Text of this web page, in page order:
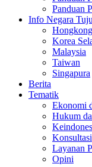
Panduan
Info Negara
Hongkong
Korea
Malaysia
Taiwan
Singapura
Berita
Tematik
Ekonomi
Hukum
Konsultasi
Layanan
Opini